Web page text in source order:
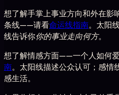
想了解手掌上事业方向和外在
条线——请看命运线指南。太阳
线告诉你你的事业走向何方。
想了解情感方面——一个人如何
南。太阳线描述公众认可；感情
感生活。